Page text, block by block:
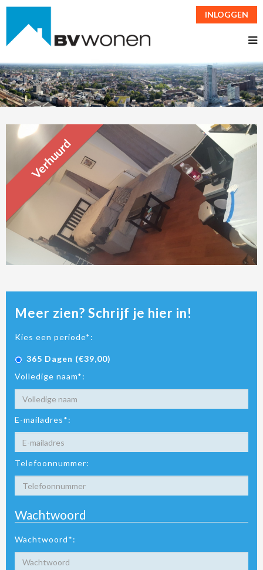
INLOGGEN
Verhuurd
Meer zien? Schrijf je hier in!
Kies een periode*:
365 Dagen (€39,00)
Volledige naam*:
E-mailadres*:
Telefoonnummer:
Wachtwoord
Wachtwoord*: